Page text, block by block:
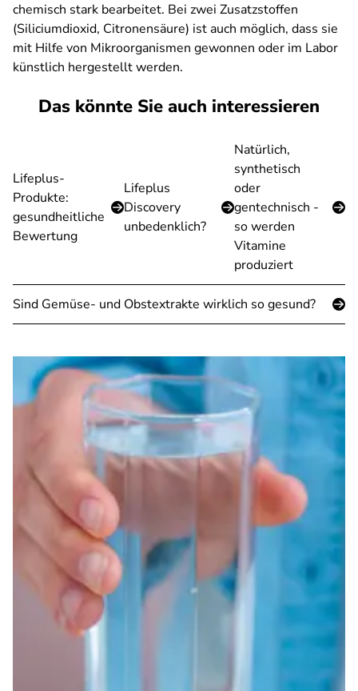
chemisch stark bearbeitet. Bei zwei Zusatzstoffen
(Siliciumdioxid, Citronensäure) ist auch möglich, dass sie
mit Hilfe von Mikroorganismen gewonnen oder im Labor
künstlich hergestellt werden.
Das könnte Sie auch interessieren
Lifeplus-
Produkte:
gesundheitliche
Bewertung
Lifeplus
Discovery
unbedenklich?
Natürlich,
synthetisch
oder
gentechnisch -
so werden
Vitamine
produziert
Sind Gemüse- und Obstextrakte wirklich so gesund?